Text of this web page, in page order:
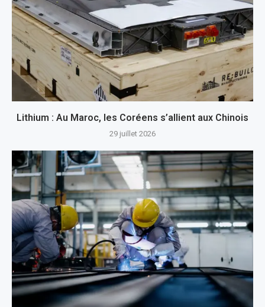
Lithium : Au Maroc, les Coréens s’allient aux Chinois
29 juillet 2026